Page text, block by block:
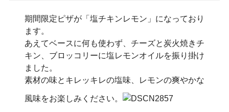
期間限定ピザが「塩チキンレモン」になっており
ます。
あえてベースに何も使わず、チーズと炭火焼きチ
キン、ブロッコリーに塩レモンオイルを振り掛け
ました。
素材の味とキレッキレの塩味、レモンの爽やかな
風味をお楽しみください。